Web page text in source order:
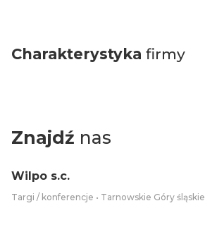
Charakterystyka firmy
Znajdź nas
Wilpo s.c.
Targi / konferencje • Tarnowskie Góry śląskie